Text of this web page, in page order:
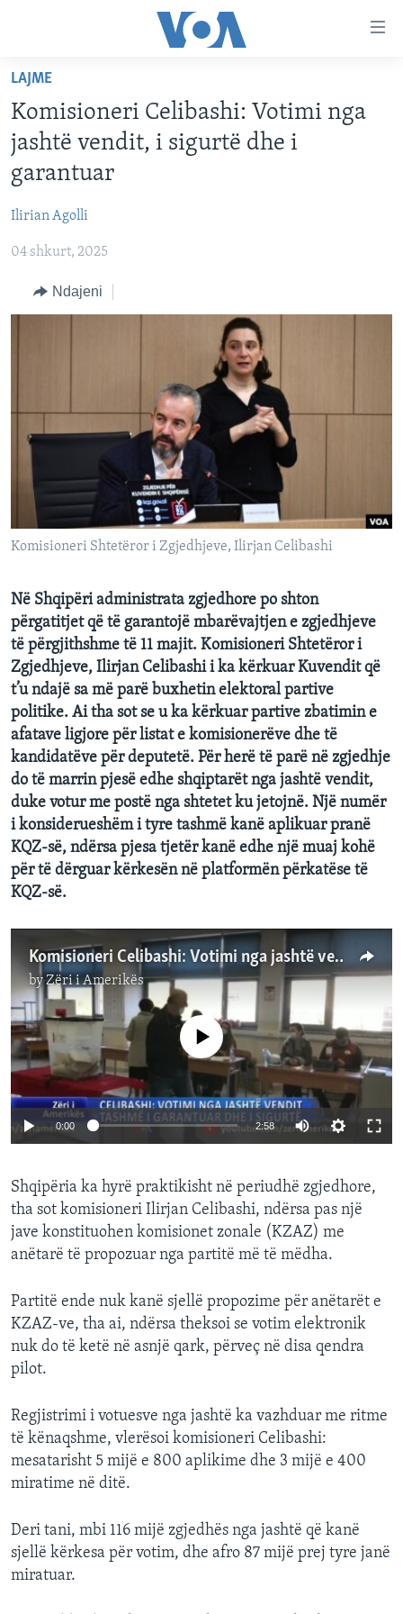
faqen
kryesore
Kalo
tek
faqja
Kalo
tek
KATEGORITË
EVROPA
BOTA
MJEDISI
Learning English
FOLLOW US
LAJME
Komisioneri Celibashi: Votimi nga
jashtë vendit, i sigurtë dhe i
garantuar
Ilirian Agolli
04 shkurt, 2025
Ndajeni
Komisioneri Shtetëror i Zgjedhjeve, Ilirjan Celibashi
Në Shqipëri administrata zgjedhore po shton
përgatitjet që të garantojë mbarëvajtjen e zgjedhjeve
të përgjithshme të 11 majit. Komisioneri Shtetëror i
Zgjedhjeve, Ilirjan Celibashi i ka kërkuar Kuvendit që
t’u ndajë sa më parë buxhetin elektoral partive
politike. Ai tha sot se u ka kërkuar partive zbatimin e
afatave ligjore për listat e komisionerëve dhe të
kandidatëve për deputetë. Për herë të parë në zgjedhje
do të marrin pjesë edhe shqiptarët nga jashtë vendit,
duke votur me postë nga shtetet ku jetojnë. Një numër
i konsiderueshëm i tyre tashmë kanë aplikuar pranë
KQZ-së, ndërsa pjesa tjetër kanë edhe një muaj kohë
për të dërguar kërkesën në platformën përkatëse të
KQZ-së.
Komisioneri Celibashi: Votimi nga jashtë vendit, i sigurtë dhe i garantuar
byZëri i Amerikës
Auto 240p 360p 480p
720p 1080p
No media source currently available
0:00 2:58
360p
480p
720p
Shqipëria ka hyrë praktikisht në periudhë zgjedhore,
tha sot komisioneri Ilirjan Celibashi, ndërsa pas një
jave konstituohen komisionet zonale (KZAZ) me
anëtarë të propozuar nga partitë më të mëdha.
Partitë ende nuk kanë sjellë propozime për anëtarët e
KZAZ-ve, tha ai, ndërsa theksoi se votim elektronik
nuk do të ketë në asnjë qark, përveç në disa qendra
pilot.
Regjistrimi i votuesve nga jashtë ka vazhduar me ritme
të kënaqshme, vlerësoi komisioneri Celibashi:
mesatarisht 5 mijë e 800 aplikime dhe 3 mijë e 400
miratime në ditë.
Deri tani, mbi 116 mijë zgjedhës nga jashtë që kanë
sjellë kërkesa për votim, dhe afro 87 mijë prej tyre janë
miratuar.